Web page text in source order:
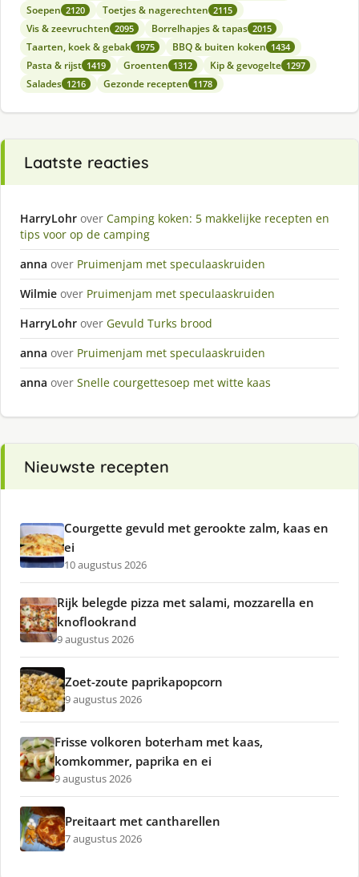
Soepen 2120 Toetjes & nagerechten 2115
Vis & zeevruchten 2095 Borrelhapjes & tapas 2015
Taarten, koek & gebak 1975 BBQ & buiten koken 1434
Pasta & rijst 1419 Groenten 1312 Kip & gevogelte 1297
Salades 1216 Gezonde recepten 1178
Laatste reacties
HarryLohr over Camping koken: 5 makkelijke recepten en
tips voor op de camping
anna over Pruimenjam met speculaaskruiden
Wilmie over Pruimenjam met speculaaskruiden
HarryLohr over Gevuld Turks brood
anna over Pruimenjam met speculaaskruiden
anna over Snelle courgettesoep met witte kaas
Nieuwste recepten
Courgette gevuld met gerookte zalm, kaas en
ei
10 augustus 2026
Rijk belegde pizza met salami, mozzarella en
knoflookrand
9 augustus 2026
Zoet-zoute paprikapopcorn
9 augustus 2026
Frisse volkoren boterham met kaas,
komkommer, paprika en ei
9 augustus 2026
Preitaart met cantharellen
7 augustus 2026